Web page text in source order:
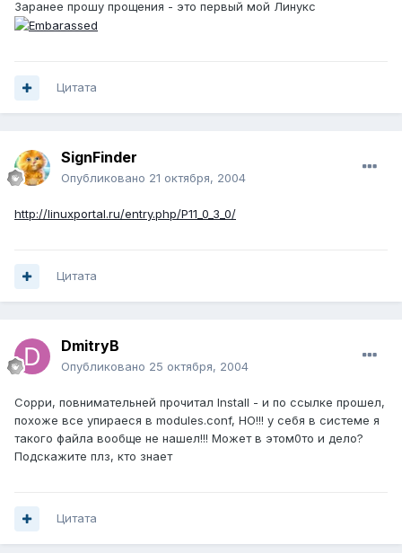
Заранее прошу прощения - это первый мой Линукс
Цитата
SignFinder
Опубликовано 21 октября, 2004
http://linuxportal.ru/entry.php/P11_0_3_0/
Цитата
DmitryB
Опубликовано 25 октября, 2004
Сорри, повнимательней прочитал Install - и по ссылке прошел,
похоже все упираеся в modules.conf, НО!!! у себя в системе я
такого файла вообще не нашел!!! Может в этом0то и дело?
Подскажите плз, кто знает
Цитата